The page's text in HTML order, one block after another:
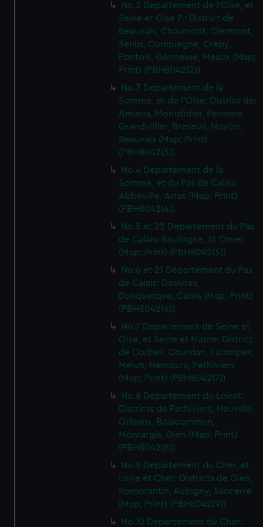
No.2 Departement de l'Oise, et
Seine et Oise P.: District de
Beauvais, Chaumont, Clermont,
Senlis, Compiegne, Crepy,
Pontois, Gonnesse, Meaux (Map;
Print) (PBH8042(2))
No.3 Departement de la
Somme, et de l'Oise: District de:
Amiens, Montdidier, Peronne,
Grandvillier, Breteuil, Noyon,
Beauvais (Map; Print)
(PBH8042(3))
No.4 Departement de la
Somme, et du Pas de Calais:
Abbeville, Arras (Map; Print)
(PBH8042(4))
No.5 et 22 Departement du Pas
de Calais: Boulogne, St Omer
(Map; Print) (PBH8042(5))
No.6 et 21 Departement du Pas
de Calais: Douvres,
Dunquerque, Calais (Map; Print)
(PBH8042(6))
No.7 Departement de Seine et
Oise, et Seine et Marne: District
de Corbeil, Dourdan, Estampes,
Melun, Nemours, Pethiviers
(Map; Print) (PBH8042(7))
No.8 Departement du Loiret:
Districts de Pethiviers, Neuville,
Orleans, Boiscommun,
Montargis, Gien (Map; Print)
(PBH8042(8))
No.9 Departement du Cher, et
Loire et Cher: Districts de Gien,
Romorantin, Aubigny, Sancerre
(Map; Print) (PBH8042(9))
No.10 Departement du Cher: